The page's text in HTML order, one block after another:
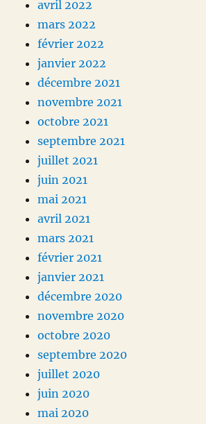
avril 2022
mars 2022
février 2022
janvier 2022
décembre 2021
novembre 2021
octobre 2021
septembre 2021
juillet 2021
juin 2021
mai 2021
avril 2021
mars 2021
février 2021
janvier 2021
décembre 2020
novembre 2020
octobre 2020
septembre 2020
juillet 2020
juin 2020
mai 2020